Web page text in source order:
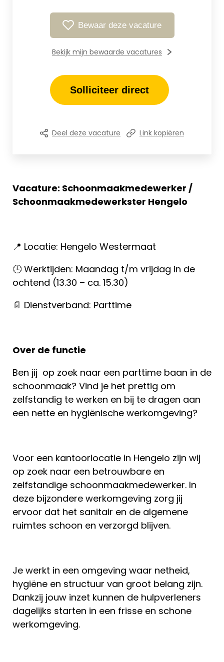
Vacature: Schoonmaakmedewerker /
Schoonmaakmedewerkster Hengelo
📍 Locatie: Hengelo Westermaat
🕒 Werktijden: Maandag t/m vrijdag in de
ochtend (13.30 – ca. 15.30)
📄 Dienstverband: Parttime
Over de functie
Ben jij op zoek naar een parttime baan in de
schoonmaak? Vind je het prettig om
zelfstandig te werken en bij te dragen aan
een nette en hygiënische werkomgeving?
Voor een kantoorlocatie in Hengelo zijn wij
op zoek naar een betrouwbare en
zelfstandige schoonmaakmedewerker. In
deze bijzondere werkomgeving zorg jij
ervoor dat het sanitair en de algemene
ruimtes schoon en verzorgd blijven.
Je werkt in een omgeving waar netheid,
hygiëne en structuur van groot belang zijn.
Dankzij jouw inzet kunnen de hulpverleners
dagelijks starten in een frisse en schone
werkomgeving.
Bewaar deze vacature
Bekijk mijn bewaarde vacatures
Solliciteer direct
Deel deze vacature Link kopiëren